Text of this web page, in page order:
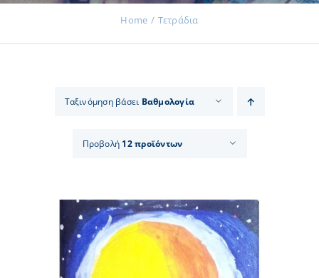
Επικοινωνία
Home Τετράδια
Ταξινόμηση βάσει Βαθμολογία
Προβολή 12 προϊόντων